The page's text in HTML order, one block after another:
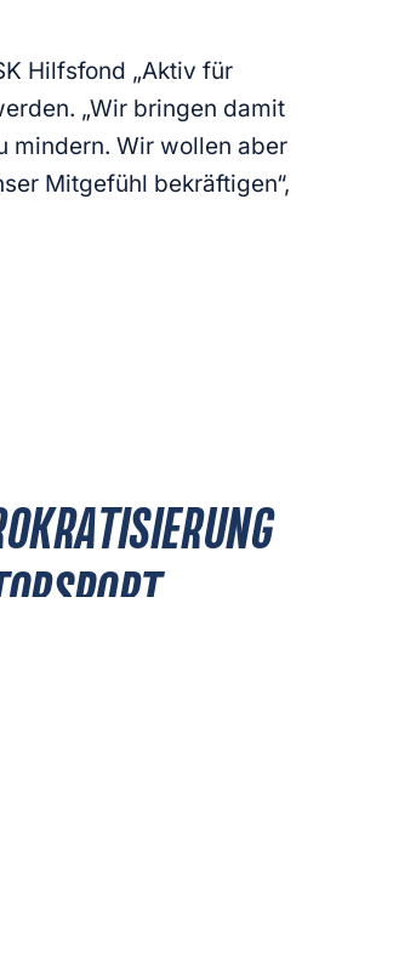
Hilfsfond „Aktiv für
„Wir bringen damit
mindern. Wir wollen aber
Mitgefühl bekräftigen“,